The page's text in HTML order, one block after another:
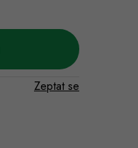
Zeptat se